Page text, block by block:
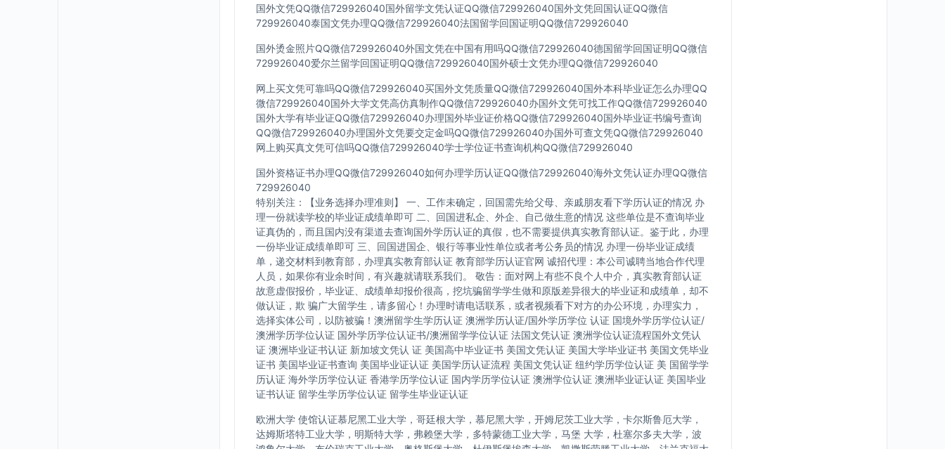
国外文凭QQ微信729926040国外留学文凭认证QQ微信729926040国外文凭回国认证QQ微信
729926040泰国文凭办理QQ微信729926040法国留学回国证明QQ微信729926040
国外烫金照片QQ微信729926040外国文凭在中国有用吗QQ微信729926040德国留学回国证明QQ微信
729926040爱尔兰留学回国证明QQ微信729926040国外硕士文凭办理QQ微信729926040
网上买文凭可靠吗QQ微信729926040买国外文凭质量QQ微信729926040国外本科毕业证怎么办理QQ
微信729926040国外大学文凭高仿真制作QQ微信729926040办国外文凭可找工作QQ微信729926040
国外大学有毕业证QQ微信729926040办理国外毕业证价格QQ微信729926040国外毕业证书编号查询
QQ微信729926040办理国外文凭要交定金吗QQ微信729926040办国外可查文凭QQ微信729926040
网上购买真文凭可信吗QQ微信729926040学士学位证书查询机构QQ微信729926040
国外资格证书办理QQ微信729926040如何办理学历认证QQ微信729926040海外文凭认证办理QQ微信
729926040
特别关注：【业务选择办理准则】 一、工作未确定，回国需先给父母、亲戚朋友看下学历认证的情况 办
理一份就读学校的毕业证成绩单即可 二、回国进私企、外企、自己做生意的情况 这些单位是不查询毕业
证真伪的，而且国内没有渠道去查询国外学历认证的真假，也不需要提供真实教育部认证。鉴于此，办理
一份毕业证成绩单即可 三、回国进国企、银行等事业性单位或者考公务员的情况 办理一份毕业证成绩
单，递交材料到教育部，办理真实教育部认证 教育部学历认证官网 诚招代理：本公司诚聘当地合作代理
人员，如果你有业余时间，有兴趣就请联系我们。 敬告：面对网上有些不良个人中介，真实教育部认证
故意虚假报价，毕业证、成绩单却报价很高，挖坑骗留学学生做和原版差异很大的毕业证和成绩单，却不
做认证，欺 骗广大留学生，请多留心！办理时请电话联系，或者视频看下对方的办公环境，办理实力，
选择实体公司，以防被骗！澳洲留学生学历认证 澳洲学历认证/国外学历学位 认证 国境外学历学位认证/
澳洲学历学位认证 国外学历学位认证书/澳洲留学学位认证 法国文凭认证 澳洲学位认证流程国外文凭认
证 澳洲毕业证书认证 新加坡文凭认 证 美国高中毕业证书 美国文凭认证 美国大学毕业证书 美国文凭毕业
证书 美国毕业证书查询 美国毕业证认证 美国学历认证流程 美国文凭认证 纽约学历学位认证 美 国留学学
历认证 海外学历学位认证 香港学历学位认证 国内学历学位认证 澳洲学位认证 澳洲毕业证认证 美国毕业
证书认证 留学生学历学位认证 留学生毕业证认证
欧洲大学 使馆认证慕尼黑工业大学，哥廷根大学，慕尼黑大学，开姆尼茨工业大学，卡尔斯鲁厄大学，
达姆斯塔特工业大学，明斯特大学，弗赖堡大学，多特蒙德工业大学，马堡 大学，杜塞尔多夫大学，波